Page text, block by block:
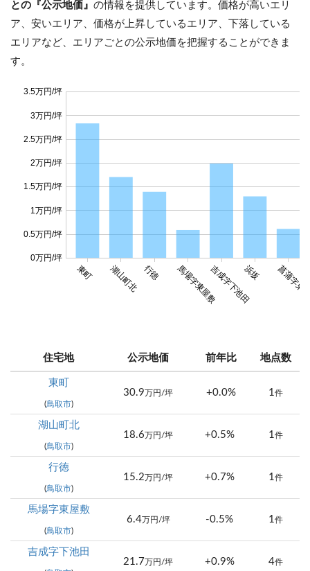
との『公示地価』 の情報を提供しています。価格が高いエリ
ア、安いエリア、価格が上昇しているエリア、下落している
エリアなど、エリアごとの公示地価を把握することができま
す。
東町 湖山町北 行徳 馬場字東屋敷吉成字下池田浜坂 菖蒲字
0万円/坪
0.5万円/坪
1万円/坪
1.5万円/坪
2万円/坪
2.5万円/坪
3万円/坪
3.5万円/坪
住宅地 公示地価 前年比 地点数
東町
(鳥取市)
30.9 万円/坪 +0.0% 1件
湖山町北
(鳥取市)
18.6 万円/坪 +0.5% 1件
行徳
(鳥取市)
15.2 万円/坪 +0.7% 1件
馬場字東屋敷
(鳥取市)
6.4万円/坪 -0.5% 1件
吉成字下池田
21.7 万円/坪 +0.9% 4件